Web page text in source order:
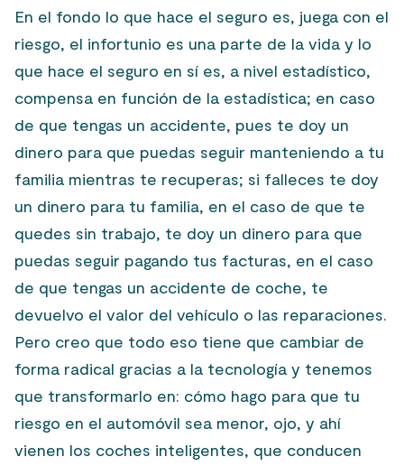
En el fondo lo que hace el seguro es, juega con el
riesgo, el infortunio es una parte de la vida y lo
que hace el seguro en sí es, a nivel estadístico,
compensa en función de la estadística; en caso
de que tengas un accidente, pues te doy un
dinero para que puedas seguir manteniendo a tu
familia mientras te recuperas; si falleces te doy
un dinero para tu familia, en el caso de que te
quedes sin trabajo, te doy un dinero para que
puedas seguir pagando tus facturas, en el caso
de que tengas un accidente de coche, te
devuelvo el valor del vehículo o las reparaciones.
Pero creo que todo eso tiene que cambiar de
forma radical gracias a la tecnología y tenemos
que transformarlo en: cómo hago para que tu
riesgo en el automóvil sea menor, ojo, y ahí
vienen los coches inteligentes, que conducen